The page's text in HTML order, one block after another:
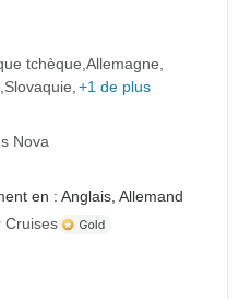
tchèque Allemagne
Slovaquie +1 de plus
Nova
en : Anglais, Allemand
Cruises